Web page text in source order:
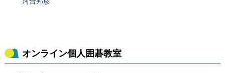
オンライン個人囲碁教室